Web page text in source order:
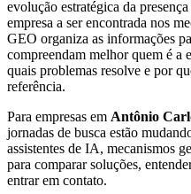
evolução estratégica da
empresa a ser encontrada nos
GEO organiza as informações
compreendam melhor quem é a
quais problemas resolve e por
referência.
Para empresas em Antônio
jornadas de busca estão
assistentes de IA, mecanismos
para comparar soluções,
entrar em contato.